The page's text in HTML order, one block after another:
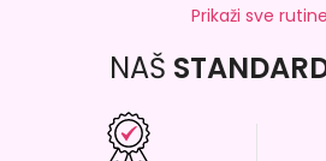
Prikaži sve rutine
NAŠ